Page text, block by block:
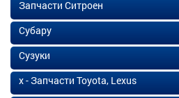
Запчасти Ситроен
Субару
Сузуки
х - Запчасти Toyota, Lexus